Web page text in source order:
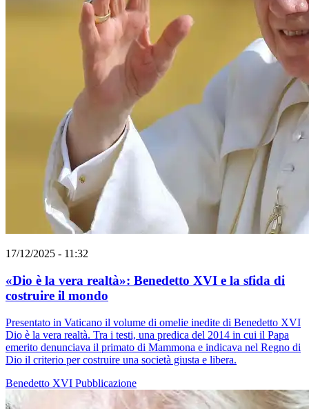
17/12/2025 - 11:32
«Dio è la vera realtà»: Benedetto XVI e la sfida di
costruire il mondo
Presentato in Vaticano il volume di omelie inedite di Benedetto XVI
Dio è la vera realtà. Tra i testi, una predica del 2014 in cui il Papa
emerito denunciava il primato di Mammona e indicava nel Regno di
Dio il criterio per costruire una società giusta e libera.
Benedetto XVI Pubblicazione